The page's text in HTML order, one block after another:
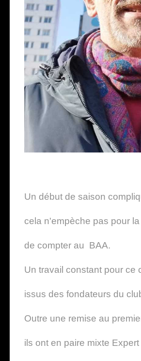
Un début de saison
cela n'empèche pas pour
de compter au BAA.
Un travail constant pour ce
issus des fondateurs du
Outre une remise au
ils ont en paire mixte